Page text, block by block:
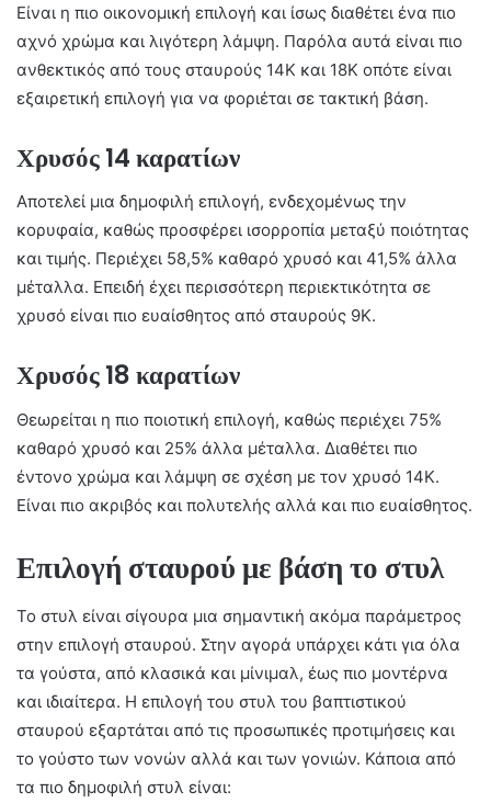
Είναι η πιο οικονομική επιλογή και ίσως διαθέτει ένα πιο
αχνό χρώμα και λιγότερη λάμψη. Παρόλα αυτά είναι πιο
ανθεκτικός από τους σταυρούς 14Κ και 18Κ οπότε είναι
εξαιρετική επιλογή για να φοριέται σε τακτική βάση.
Χρυσός 14 καρατίων
Αποτελεί μια δημοφιλή επιλογή, ενδεχομένως την
κορυφαία, καθώς προσφέρει ισορροπία μεταξύ ποιότητας
και τιμής. Περιέχει 58,5% καθαρό χρυσό και 41,5% άλλα
μέταλλα. Επειδή έχει περισσότερη περιεκτικότητα σε
χρυσό είναι πιο ευαίσθητος από σταυρούς 9Κ.
Χρυσός 18 καρατίων
Θεωρείται η πιο ποιοτική επιλογή, καθώς περιέχει 75%
καθαρό χρυσό και 25% άλλα μέταλλα. Διαθέτει πιο
έντονο χρώμα και λάμψη σε σχέση με τον χρυσό 14Κ.
Είναι πιο ακριβός και πολυτελής αλλά και πιο ευαίσθητος.
Επιλογή σταυρού με βάση το στυλ
Το στυλ είναι σίγουρα μια σημαντική ακόμα παράμετρος
στην επιλογή σταυρού. Στην αγορά υπάρχει κάτι για όλα
τα γούστα, από κλασικά και μίνιμαλ, έως πιο μοντέρνα
και ιδιαίτερα. Η επιλογή του στυλ του βαπτιστικού
σταυρού εξαρτάται από τις προσωπικές προτιμήσεις και
το γούστο των νονών αλλά και των γονιών. Κάποια από
τα πιο δημοφιλή στυλ είναι: